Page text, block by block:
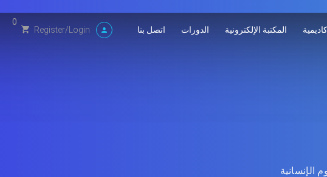
المكتبة الإلكترونية الدورات اتصل بنا Register/Login
0
الإنسانية